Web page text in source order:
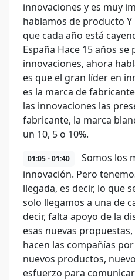
innovaciones y es muy
hablamos de producto
que cada año está
España Hace 15 años
innovaciones, ahora
es que el gran líder en
es la marca de
las innovaciones las
fabricante, la marca
un 10, 5 o 10%.
01:05 - 01:40
Somos los
innovación. Pero
llegada, es decir, lo que
solo llegamos a una de
decir, falta apoyo de la
esas nuevas
hacen las compañías
nuevos productos,
esfuerzo para